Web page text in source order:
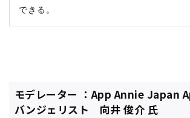
モデレーター ：App Annie Japan
バンジェリスト 向井 俊介 氏